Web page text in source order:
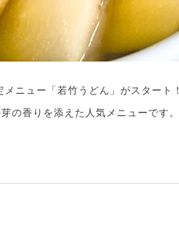
ニュー「若竹うどん」がスタート！
の香りを添えた人気メニューです。